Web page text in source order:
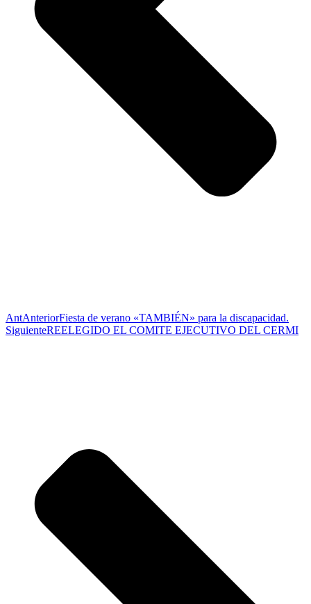
AntAnteriorFiesta de verano «TAMBIÉN» para la discapacidad.
SiguienteREELEGIDO EL COMITE EJECUTIVO DEL CERMI